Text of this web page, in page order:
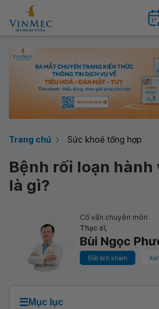
Trang chủ Sức khoẻ tổng hợp
Bệnh rối loạn hành
là gì?
Cố vấn chuyên môn
Thạc sĩ,
Bùi Ngọc
Đặt lịch khám
☰Mục lục